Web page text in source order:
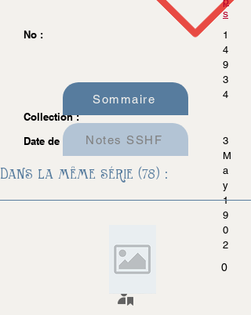
s
No :
1
4
9
3
4
Collection :
Date de parution :
3
M
a
y
1
9
0
2
0
Sommaire
Notes SSHF
Dans la même série (78) :